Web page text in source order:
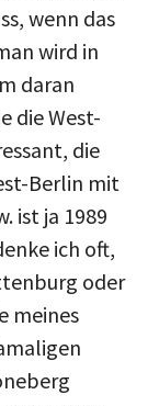
wenn das
wird in
daran
die West-
die
Berlin mit
ist ja 1989
ich oft,
oder
meines